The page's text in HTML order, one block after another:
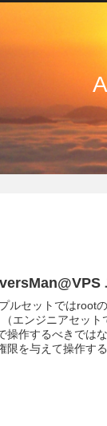
ルセットではroot
エンジニアセット
操作するべきでは
限を与えて操作する